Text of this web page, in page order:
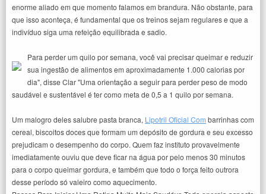
enorme aliado em que momento falamos em brandura. Não obstante, para
que isso aconteça, é fundamental que os treinos sejam regulares e que a
indivíduo siga uma refeição equilibrada e sadio.
Para perder um quilo por semana, você vai precisar queimar e reduzir
sua ingestão de alimentos em aproximadamente 1.000 calorias por
dia", disse Clar "Uma orientação a seguir para perder peso de modo
saudável e sustentável é ter como meta de 0,5 a 1 quilo por semana.
Um malogro deles salubre pasta branca, Lipotril Oficial Com barrinhas com
cereal, biscoitos doces que formam um depósito de gordura e seu excesso
prejudicam o desempenho do corpo. Quem faz instituto provavelmente
imediatamente ouviu que deve ficar na água por pelo menos 30 minutos
para o corpo queimar gordura, e também que todo o força feito outrora
desse período só valeiro como aquecimento.